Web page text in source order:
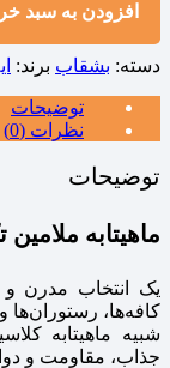
افزودن به سبد
دسته: بشقاب برند:
توضیحات
نظرات (0)
توضیحات
ماهیتابه
یک انتخاب مدرن و
کافه‌ها،
شبیه ماهیتابه
جذاب، مقاومت و